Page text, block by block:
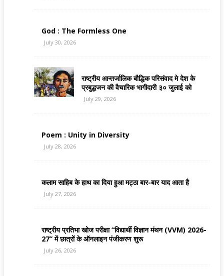
God : The Formless One
July 30, 2026
राष्ट्रीय आन्तर्जालिक बौद्धिक परिसंवाद मे देश के
प्रबुद्धजन की वैचारिक भागीदारी ३० जुलाई को
July 29, 2026
Poem : Unity in Diversity
July 28, 2026
कलाम साहिब के हाथ का दिया हुआ मट्ठा बार-बार याद आता है
July 27, 2026
राष्ट्रीय प्रतिभा खोज परीक्षा “विद्यार्थी विज्ञान मंथन (VVM) 2026-
27” में छात्रों के ऑनलाइन पंजीकरण शुरू
July 26, 2026